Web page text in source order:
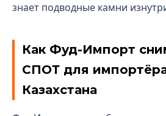
знает подводные камни
Как Фуд-Импорт
СПОТ для
Казахстана